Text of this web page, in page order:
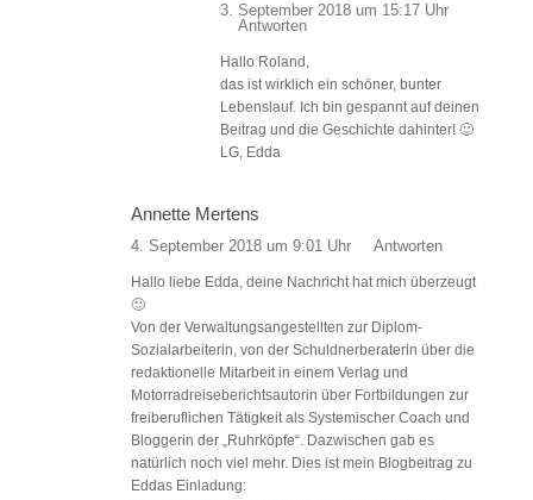
3. September 2018 um 15:17 Uhr
Antworten
Hallo Roland,
das ist wirklich ein schöner, bunter
Lebenslauf. Ich bin gespannt auf deinen
Beitrag und die Geschichte dahinter! 🙂
LG, Edda
Annette Mertens
4. September 2018 um 9:01 Uhr Antworten
Hallo liebe Edda, deine Nachricht hat mich überzeugt
🙂
Von der Verwaltungsangestellten zur Diplom-
Sozialarbeiterin, von der Schuldnerberaterin über die
redaktionelle Mitarbeit in einem Verlag und
Motorradreiseberichtsautorin über Fortbildungen zur
freiberuflichen Tätigkeit als Systemischer Coach und
Bloggerin der „Ruhrköpfe“. Dazwischen gab es
natürlich noch viel mehr. Dies ist mein Blogbeitrag zu
Eddas Einladung: